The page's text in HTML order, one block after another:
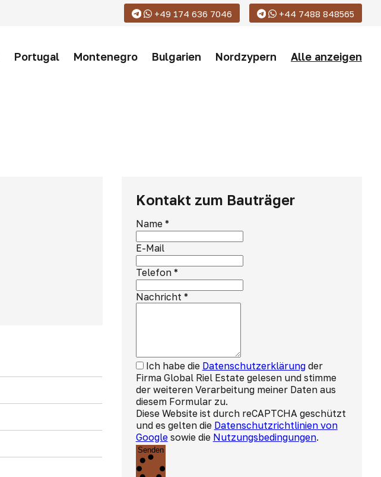
+49 174 636 7046 +44 7488 848565
Portugal Montenegro Bulgarien Nordzypern Alle anzeigen
Kontakt zum Bauträger
Name*
E-Mail
Telefon*
Nachricht *
Ich habe die Datenschutzerklärungder
Firma Global Riel Estate gelesen und stimme
der weiteren Verarbeitung meiner Daten aus
diesem Formular zu.
Diese Website ist durch reCAPTCHA geschützt
und es gelten die Datenschutzrichtlinien von
Googlesowie die Nutzungsbedingungen.
Senden